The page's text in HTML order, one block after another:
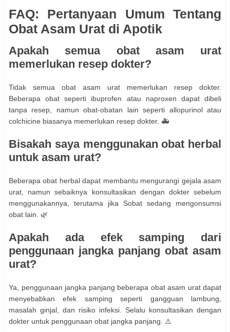
FAQ: Pertanyaan Umum Tentang
Obat Asam Urat di Apotik
Apakah semua obat asam urat
memerlukan resep dokter?
Tidak semua obat asam urat memerlukan resep dokter.
Beberapa obat seperti ibuprofen atau naproxen dapat dibeli
tanpa resep, namun obat-obatan lain seperti allopurinol atau
colchicine biasanya memerlukan resep dokter. 🚑
Bisakah saya menggunakan obat herbal
untuk asam urat?
Beberapa obat herbal dapat membantu mengurangi gejala asam
urat, namun sebaiknya konsultasikan dengan dokter sebelum
menggunakannya, terutama jika Sobat sedang mengonsumsi
obat lain. 🌿
Apakah ada efek samping dari
penggunaan jangka panjang obat asam
urat?
Ya, penggunaan jangka panjang beberapa obat asam urat dapat
menyebabkan efek samping seperti gangguan lambung,
masalah ginjal, dan risiko infeksi. Selalu konsultasikan dengan
dokter untuk penggunaan obat jangka panjang. ⚠️